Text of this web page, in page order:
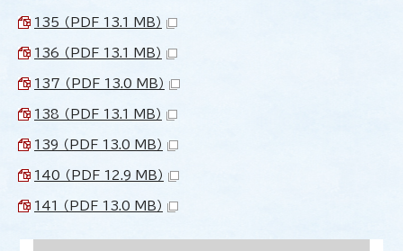
135 （PDF 13.1 MB）
136 （PDF 13.1 MB）
137 （PDF 13.0 MB）
138 （PDF 13.1 MB）
139 （PDF 13.0 MB）
140 （PDF 12.9 MB）
141 （PDF 13.0 MB）